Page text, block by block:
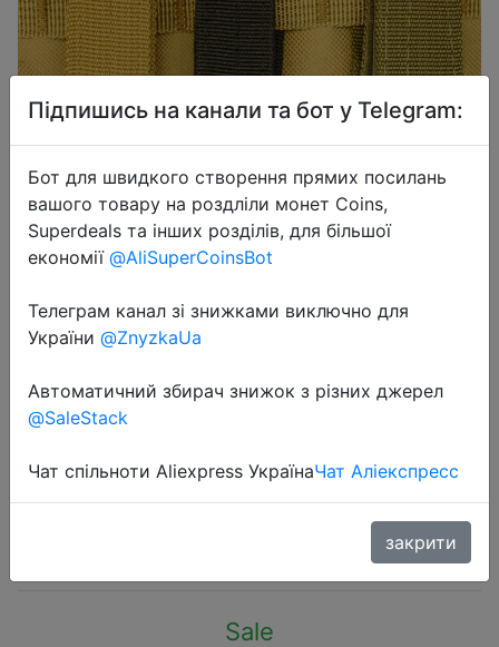
2022-11-11
1PC Carabiner High Strength Nylon
Hanging System Belt Buckle
Hanging Camping Hiking
Accessories
Sale
Підпишись на канали та бот у Telegram:
Бот для швидкого створення прямих посилань
вашого товару на роздліли монет Coins,
Superdeals та інших розділів, для більшої
економії @AliSuperCoinsBot
Телеграм канал зі знижками виключно для
України @ZnyzkaUa
Автоматичний збирач знижок з різних джерел
@SaleStack
Чат спільноти Aliexpress УкраїнаЧат Аліекспресс
закрити